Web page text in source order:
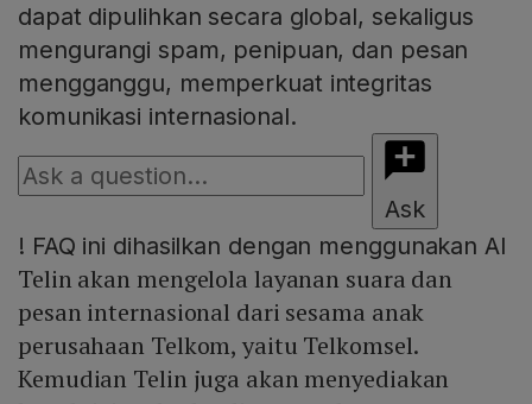
dapat dipulihkan secara global, sekaligus
mengurangi spam, penipuan, dan pesan
mengganggu, memperkuat integritas
komunikasi internasional.
Ask
! FAQ ini dihasilkan dengan menggunakan AI
Telin akan mengelola layanan suara dan
pesan internasional dari sesama anak
perusahaan Telkom, yaitu Telkomsel.
Kemudian Telin juga akan menyediakan